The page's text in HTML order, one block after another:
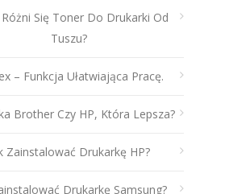
Się Toner Do Drukarki Od
Tuszu?
– Funkcja Ułatwiająca Pracę.
Brother Czy HP, Która Lepsza?
Zainstalować Drukarkę HP?
Drukarkę Samsung?